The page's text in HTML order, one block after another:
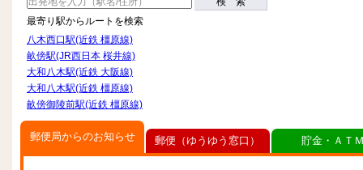
最寄り駅からルートを検索
八木西口駅(近鉄 橿原線)
畝傍駅(JR西日本 桜井線)
大和八木駅(近鉄 大阪線)
大和八木駅(近鉄 橿原線)
畝傍御陵前駅(近鉄 橿原線)
郵便局からのお知らせ 郵便（ゆうゆう窓口） 貯金・ＡＴ